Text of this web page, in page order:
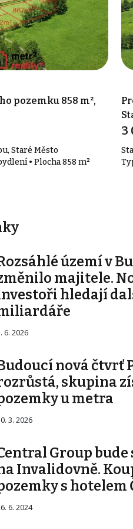
pozemku 858 m²,
Staré Město
• Plocha 858 m²
3
území v
majitele.
hledají
6. 2026
nová čtvrť
skupina
u metra
3. 2026
Group bude
Invalidovně.
s hotelem
6. 2024